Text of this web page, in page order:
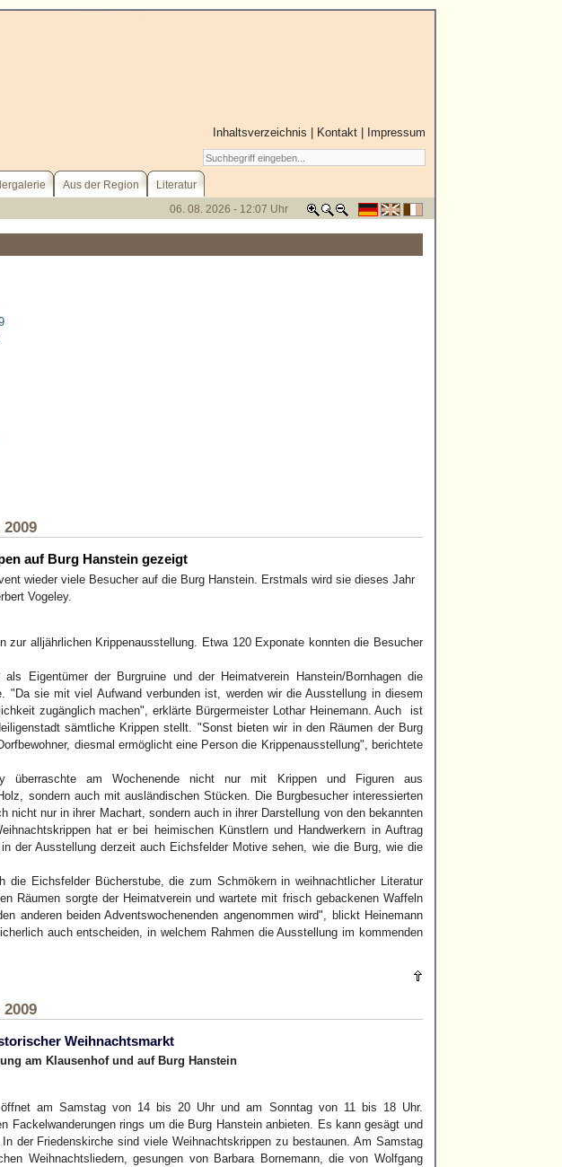
Inhaltsverzeichnis Kontakt Impressum
Aus der Region
Literatur
06. 08. 2026 - 12:07 Uhr
auf Burg Hanstein gezeigt
wieder viele Besucher auf die Burg Hanstein. Erstmals wird sie dieses Jahr
Vogeley.
alljährlichen Krippenausstellung. Etwa 120 Exponate konnten die Besucher
Eigentümer der Burgruine und der Heimatverein Hanstein/Bornhagen die
"Da sie mit viel Aufwand verbunden ist, werden wir die Ausstellung in diesem
zugänglich machen", erklärte Bürgermeister Lothar Heinemann. Auch ist
sämtliche Krippen stellt. "Sonst bieten wir in den Räumen der Burg
diesmal ermöglicht eine Person die Krippenausstellung", berichtete
überraschte am Wochenende nicht nur mit Krippen und Figuren aus
sondern auch mit ausländischen Stücken. Die Burgbesucher interessierten
nicht nur in ihrer Machart, sondern auch in ihrer Darstellung von den bekannten
hat er bei heimischen Künstlern und Handwerkern in Auftrag
der Ausstellung derzeit auch Eichsfelder Motive sehen, wie die Burg, wie die
die Eichsfelder Bücherstube, die zum Schmökern in weihnachtlicher Literatur
Räumen sorgte der Heimatverein und wartete mit frisch gebackenen Waffeln
anderen beiden Adventswochenenden angenommen wird", blickt Heinemann
auch entscheiden, in welchem Rahmen die Ausstellung im kommenden
Weihnachtsmarkt
am Klausenhof und auf Burg Hanstein
am Samstag von 14 bis 20 Uhr und am Sonntag von 11 bis 18 Uhr.
Fackelwanderungen rings um die Burg Hanstein anbieten. Es kann gesägt und
der Friedenskirche sind viele Weihnachtskrippen zu bestaunen. Am Samstag
Weihnachtsliedern, gesungen von Barbara Bornemann, die von Wolfgang